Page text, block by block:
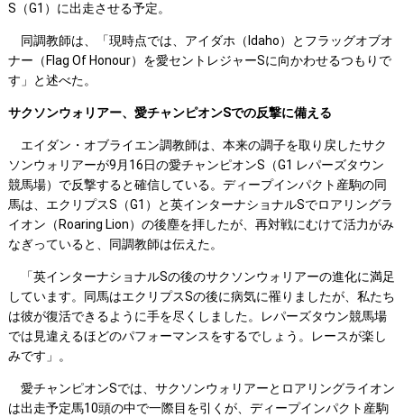
S（G1）に出走させる予定。
同調教師は、「現時点では、アイダホ（Idaho）とフラッグオブオ
ナー（Flag Of Honour）を愛セントレジャーSに向かわせるつもりで
す」と述べた。
サクソンウォリアー、愛チャンピオンSでの反撃に備える
エイダン・オブライエン調教師は、本来の調子を取り戻したサク
ソンウォリアーが9月16日の愛チャンピオンS（G1 レパーズタウン
競馬場）で反撃すると確信している。ディープインパクト産駒の同
馬は、エクリプスS（G1）と英インターナショナルSでロアリングラ
イオン（Roaring Lion）の後塵を拝したが、再対戦にむけて活力がみ
なぎっていると、同調教師は伝えた。
「英インターナショナルSの後のサクソンウォリアーの進化に満足
しています。同馬はエクリプスSの後に病気に罹りましたが、私たち
は彼が復活できるように手を尽くしました。レパーズタウン競馬場
では見違えるほどのパフォーマンスをするでしょう。レースが楽し
みです」。
愛チャンピオンSでは、サクソンウォリアーとロアリングライオン
は出走予定馬10頭の中で一際目を引くが、ディープインパクト産駒